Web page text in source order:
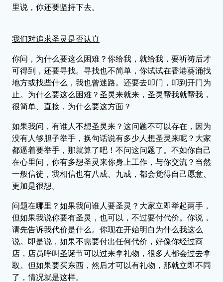
里说，你还要坚持下去。
我们对追求圣灵是否认真
你问，为什么要这么困难？你给我，就给我，要祈祷后才
可得到，还要寻找。寻找也不简单，你试试在香港葵涌找
地方或找些什么，我也曾迷路。还要去叩门，叩到开门为
止。为什么要这么困难？圣灵来就来，圣灵帮我就帮我，
很简单、直接，为什么要这方面？
如果我问，有谁人不想圣灵来？这问题不可以存在，因为
没有人够胆子举手，换句话说有多少人想圣灵来呢？大家
都逼着要举手，那就算了吧！不问这问题了。不如你自己
在心里问，你有多想圣灵来你身上工作，与你交流？当然
一般信徒，我相信也有八成、九成，都会觉得自己愿意、
更加是很想。
问题在哪里？如果我问谁人要圣灵？大家立即举起两手，
但如果我说你要有圣灵，也可以，不过要付代价。你说，
请先告诉我代价是什么。你现在开始明白为什么我这么
说。即是说，如果不需要付出任何代价，好像你经过商
店，店员呼叫圣诞节可以过来拿礼物，很多人都会过去拿
取。但如果要买东西，然后才可以有礼物，那就立即不同
了，情况就是这样。